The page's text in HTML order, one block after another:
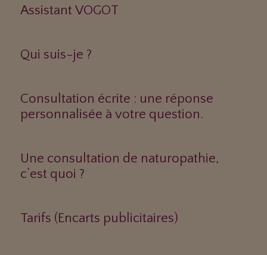
Assistant VOGOT
Qui suis-je ?
Consultation écrite : une réponse
personnalisée à votre question.
Une consultation de naturopathie,
c’est quoi ?
Tarifs (Encarts publicitaires)